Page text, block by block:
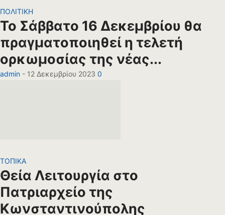
ΠΟΛΙΤΙΚΗ
Το Σάββατο 16 Δεκεμβρίου θα
πραγματοποιηθεί η τελετή
ορκωμοσίας της νέας...
admin - 12 Δεκεμβρίου 2023 0
ΤΟΠΙΚΑ
Θεία Λειτουργία στο
Πατριαρχείο της
Κωνσταντινούπολης